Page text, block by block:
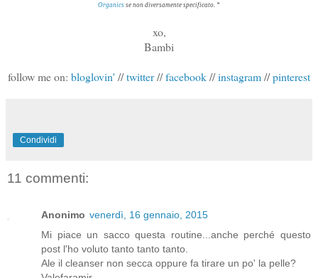
Organics se non diversamente specificato *
xo,
Bambi
follow me on: bloglovin' //twitter//facebook//instagram//pinterest
Condividi
11 commenti:
Anonimo venerdì, 16 gennaio, 2015
Mi piace un sacco questa routine...anche perché questo
post l'ho voluto tanto tanto tanto.
Ale il cleanser non secca oppure fa tirare un po' la pelle?